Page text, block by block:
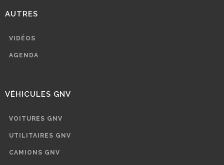
AUTRES
VIDÉOS
AGENDA
VÉHICULES GNV
VOITURES GNV
UTILITAIRES GNV
CAMIONS GNV